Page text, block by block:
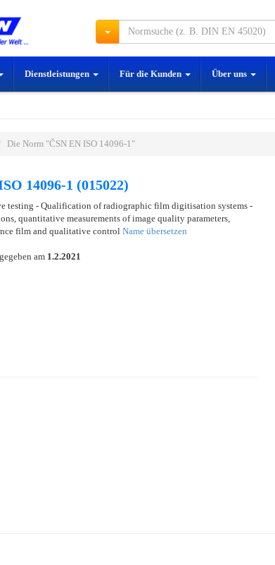
Dienstleistungen Für die Kunden Über uns
Die Norm "ČSN EN ISO 14096-1"
14096-1 (015022)
testing - Qualification of radiographic film digitisation systems -
quantitative measurements of image quality parameters,
film and qualitative control Name übersetzen
am 1.2.2021